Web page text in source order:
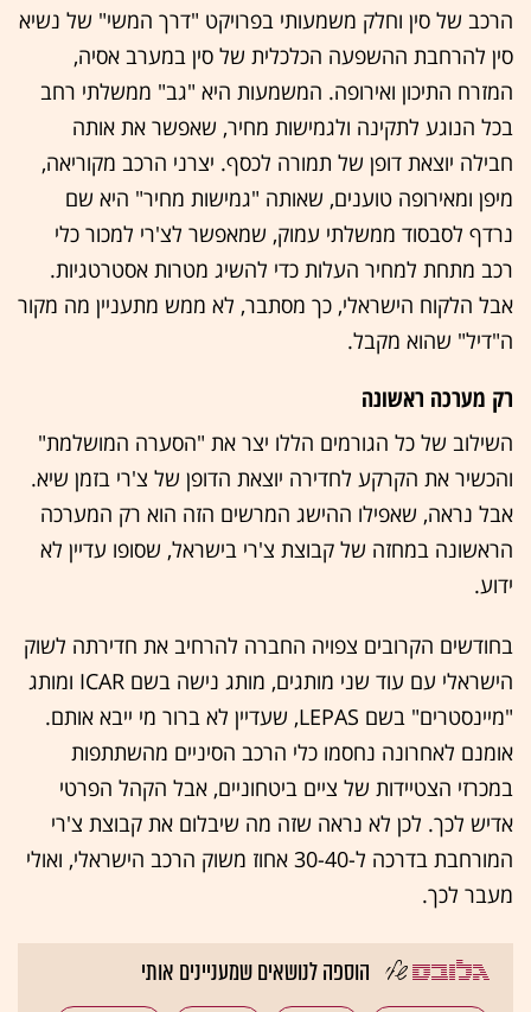
הרכב של סין וחלק משמעותי בפרויקט "דרך המשי" של נשיא
סין להרחבת ההשפעה הכלכלית של סין במערב אסיה,
המזרח התיכון ואירופה. המשמעות היא "גב" ממשלתי רחב
בכל הנוגע לתקינה ולגמישות מחיר, שאפשר את אותה
חבילה יוצאת דופן של תמורה לכסף. יצרני הרכב מקוריאה,
מיפן ומאירופה טוענים, שאותה "גמישות מחיר" היא שם
נרדף לסבסוד ממשלתי עמוק, שמאפשר לצ'רי למכור כלי
רכב מתחת למחיר העלות כדי להשיג מטרות אסטרטגיות.
אבל הלקוח הישראלי, כך מסתבר, לא ממש מתעניין מה מקור
ה"דיל" שהוא מקבל.
רק מערכה ראשונה
השילוב של כל הגורמים הללו יצר את "הסערה המושלמת"
והכשיר את הקרקע לחדירה יוצאת הדופן של צ'רי בזמן שיא.
אבל נראה, שאפילו ההישג המרשים הזה הוא רק המערכה
הראשונה במחזה של קבוצת צ'רי בישראל, שסופו עדיין לא
ידוע.
בחודשים הקרובים צפויה החברה להרחיב את חדירתה לשוק
הישראלי עם עוד שני מותגים, מותג נישה בשם ICAR ומותג
"מיינסטרים" בשם LEPAS, שעדיין לא ברור מי ייבא אותם.
אומנם לאחרונה נחסמו כלי הרכב הסיניים מהשתתפות
במכרזי הצטיידות של ציים ביטחוניים, אבל הקהל הפרטי
אדיש לכך. לכן לא נראה שזה מה שיבלום את קבוצת צ'רי
המורחבת בדרכה ל-30-40 אחוז משוק הרכב הישראלי, ואולי
מעבר לכך.
הוספה לנושאים שמעניינים אותי